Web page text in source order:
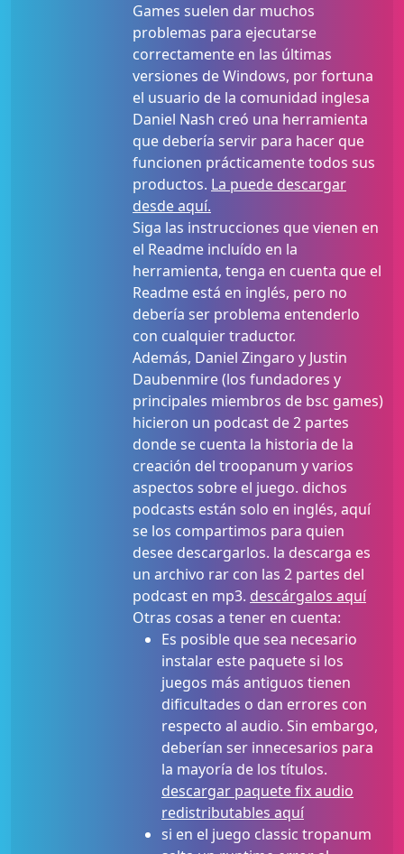
Games suelen dar muchos
problemas para ejecutarse
correctamente en las últimas
versiones de Windows, por fortuna
el usuario de la comunidad inglesa
Daniel Nash creó una herramienta
que debería servir para hacer que
funcionen prácticamente todos sus
productos. La puede descargar
desde aquí.
Siga las instrucciones que vienen en
el Readme incluído en la
herramienta, tenga en cuenta que el
Readme está en inglés, pero no
debería ser problema entenderlo
con cualquier traductor.
Además, Daniel Zingaro y Justin
Daubenmire (los fundadores y
principales miembros de bsc games)
hicieron un podcast de 2 partes
donde se cuenta la historia de la
creación del troopanum y varios
aspectos sobre el juego. dichos
podcasts están solo en inglés, aquí
se los compartimos para quien
desee descargarlos. la descarga es
un archivo rar con las 2 partes del
podcast en mp3. descárgalos aquí
Otras cosas a tener en cuenta:
Es posible que sea necesario
instalar este paquete si los
juegos más antiguos tienen
dificultades o dan errores con
respecto al audio. Sin embargo,
deberían ser innecesarios para
la mayoría de los títulos.
descargar paquete fix audio
redistributables aquí
si en el juego classic tropanum